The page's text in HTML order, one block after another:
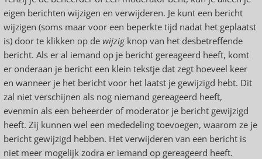
eigen berichten wijzigen en verwijderen. Je kunt een bericht
wijzigen (soms maar voor een beperkte tijd nadat het geplaatst
is) door te klikken op de wijzig knop van het desbetreffende
bericht. Als er al iemand op je bericht gereageerd heeft, komt
er onderaan je bericht een klein tekstje dat zegt hoeveel keer
en wanneer je het bericht voor het laatst je gewijzigd hebt. Dit
zal niet verschijnen als nog niemand gereageerd heeft,
evenmin als een beheerder of moderator je bericht gewijzigd
heeft. Zij kunnen wel een mededeling toevoegen, waarom ze je
bericht gewijzigd hebben. Het verwijderen van een bericht is
niet meer mogelijk zodra er iemand op gereageerd heeft.